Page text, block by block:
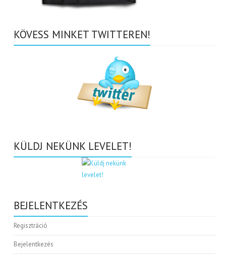
KÖVESS MINKET TWITTEREN!
KÜLDJ NEKÜNK LEVELET!
BEJELENTKEZÉS
Regisztráció
Bejelentkezés